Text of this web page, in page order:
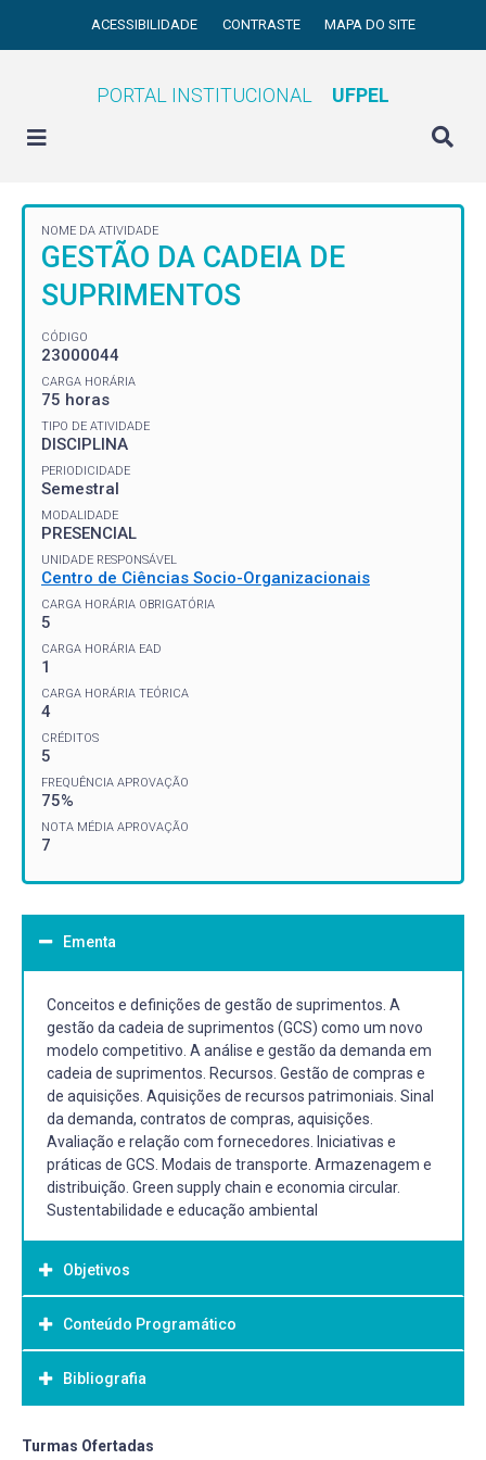
ACESSIBILIDADE CONTRASTE MAPA DO SITE
PORTAL INSTITUCIONAL UFPEL
NOME DA ATIVIDADE
GESTÃO DA CADEIA DE
SUPRIMENTOS
CÓDIGO
23000044
CARGA HORÁRIA
75 horas
TIPO DE ATIVIDADE
DISCIPLINA
PERIODICIDADE
Semestral
MODALIDADE
PRESENCIAL
UNIDADE RESPONSÁVEL
Centro de Ciências Socio-Organizacionais
CARGA HORÁRIA OBRIGATÓRIA
5
CARGA HORÁRIA EAD
1
CARGA HORÁRIA TEÓRICA
4
CRÉDITOS
5
FREQUÊNCIA APROVAÇÃO
75%
NOTA MÉDIA APROVAÇÃO
7
Ementa
Conceitos e definições de gestão de suprimentos. A
gestão da cadeia de suprimentos (GCS) como um novo
modelo competitivo. A análise e gestão da demanda em
cadeia de suprimentos. Recursos. Gestão de compras e
de aquisições. Aquisições de recursos patrimoniais. Sinal
da demanda, contratos de compras, aquisições.
Avaliação e relação com fornecedores. Iniciativas e
práticas de GCS. Modais de transporte. Armazenagem e
distribuição. Green supply chain e economia circular.
Sustentabilidade e educação ambiental
Objetivos
Objetivo Geral:
Proporcionar conhecimentos técnicos e gerenciais na
área de suprimentos, bem como sua inter-relação com as
aprendizagem no desenvolvimento e implantação dos
Conteúdo Programático
Bibliografia
Bibliografia Básica:
Turmas Ofertadas